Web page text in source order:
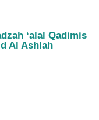
‘alal Qadimis
Al Ashlah